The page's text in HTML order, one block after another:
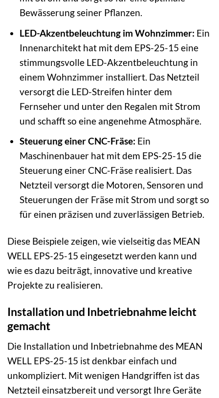
Bewässerung seiner Pflanzen.
LED-Akzentbeleuchtung im Wohnzimmer: Ein
Innenarchitekt hat mit dem EPS-25-15 eine
stimmungsvolle LED-Akzentbeleuchtung in
einem Wohnzimmer installiert. Das Netzteil
versorgt die LED-Streifen hinter dem
Fernseher und unter den Regalen mit Strom
und schafft so eine angenehme Atmosphäre.
Steuerung einer CNC-Fräse: Ein
Maschinenbauer hat mit dem EPS-25-15 die
Steuerung einer CNC-Fräse realisiert. Das
Netzteil versorgt die Motoren, Sensoren und
Steuerungen der Fräse mit Strom und sorgt so
für einen präzisen und zuverlässigen Betrieb.
Diese Beispiele zeigen, wie vielseitig das MEAN
WELL EPS-25-15 eingesetzt werden kann und
wie es dazu beiträgt, innovative und kreative
Projekte zu realisieren.
Installation und Inbetriebnahme leicht
gemacht
Die Installation und Inbetriebnahme des MEAN
WELL EPS-25-15 ist denkbar einfach und
unkompliziert. Mit wenigen Handgriffen ist das
Netzteil einsatzbereit und versorgt Ihre Geräte